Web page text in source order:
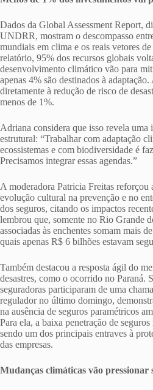
Dados da Global Assessment Report,
UNDRR, mostram o descompasso
mundiais em clima e os reais vetores
relatório, 95% dos recursos globais
desenvolvimento climático vão para
apenas 4% são destinados à
diretamente à redução de risco de
menos de 1%.
Adriana considera que isso revela uma
estrutural: “Trabalhar com adaptação
ecossistemas e com biodiversidade é
Precisamos integrar essas agendas.”
A moderadora Patricia Freitas reforçou
evolução cultural na prevenção e no
dos seguros, citando os impactos
lembrou que, somente no Rio Grande
associadas às enchentes somam mais
quais apenas R$ 6 bilhões estavam
Também destacou a resposta ágil do
desastres, como o ocorrido no Paraná.
seguradoras participaram de uma
regulador no último domingo,
na ausência de seguros paramétricos
Para ela, a baixa penetração de
sendo um dos principais entraves à
das empresas.
Mudanças climáticas vão pressionar